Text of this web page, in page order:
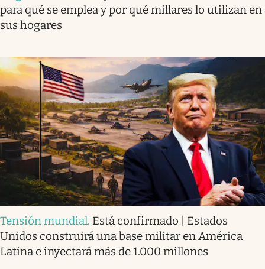
para qué se emplea y por qué millares lo utilizan en
sus hogares
Tensión mundial. Está confirmado | Estados
Unidos construirá una base militar en América
Latina e inyectará más de 1.000 millones